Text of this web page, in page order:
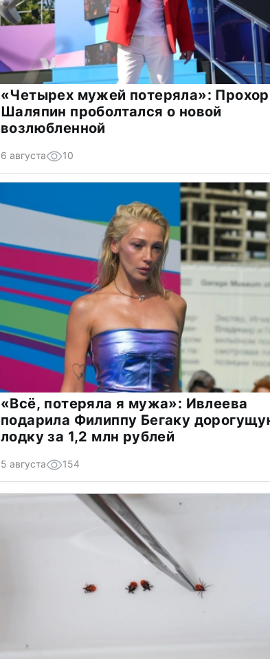
«Четырех мужей потеряла»: Прохор
Шаляпин проболтался о новой
возлюбленной
6 августа 10
«Всё, потеряла я мужа»: Ивлеева
подарила Филиппу Бегаку
лодку за 1,2 млн рублей
5 августа 154